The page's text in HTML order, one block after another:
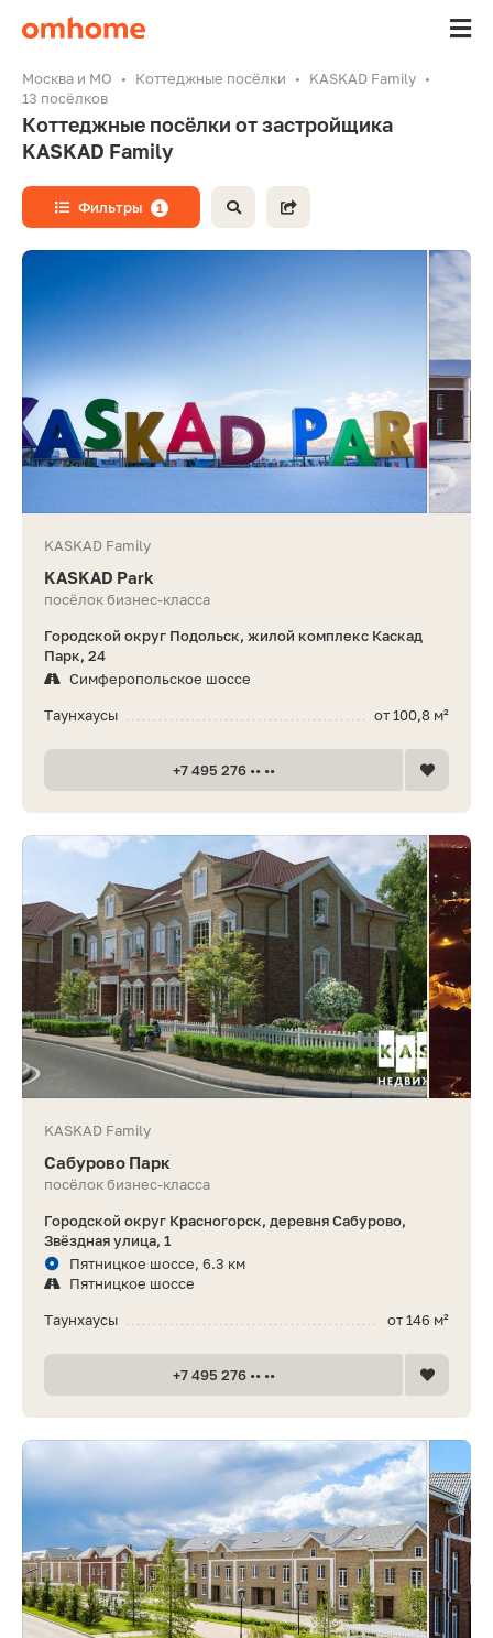
Москва и МО Коттеджные посёлки
KASKAD Family
13 посёлков
Коттеджные посёлки от застройщика
KASKAD Family
Фильтры 1
KASKAD Family
KASKAD Park
посёлок бизнес-класса
Городской округ Подольск, жилой комплекс Каскад
Парк, 24
Симферопольское шоссе
от 100,8 м²
Таунхаусы
+7 495 276 •• ••
KASKAD Family
Сабурово Парк
посёлок бизнес-класса
Городской округ Красногорск, деревня Сабурово,
Звёздная улица, 1
Пятницкое шоссе, 6.3 км
Пятницкое шоссе
от 146 м²
Таунхаусы
+7 495 276 •• ••